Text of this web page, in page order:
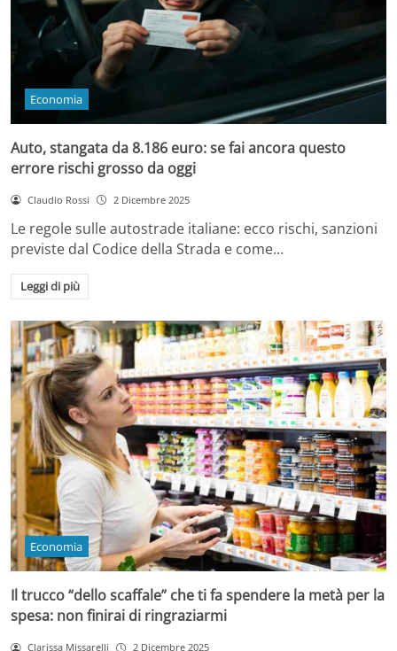
Economia
Auto, stangata da 8.186 euro: se fai ancora questo
errore rischi grosso da oggi
Claudio Rossi 2 Dicembre 2025
Le regole sulle autostrade italiane: ecco rischi, sanzioni
previste dal Codice della Strada e come…
Leggi di più
Economia
Il trucco “dello scaffale” che ti fa spendere la metà per la
spesa: non finirai di ringraziarmi
Clarissa Missarelli 2 Dicembre 2025